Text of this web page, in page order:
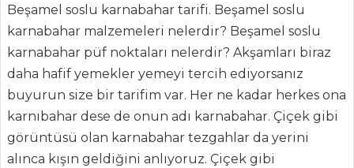
Beşamel soslu karnabahar tarifi. Beşamel soslu
karnabahar malzemeleri nelerdir? Beşamel soslu
karnabahar püf noktaları nelerdir? Akşamları biraz
daha hafif yemekler yemeyi tercih ediyorsanız
buyurun size bir tarifim var. Her ne kadar herkes ona
karnıbahar dese de onun adı karnabahar. Çiçek gibi
görüntüsü olan karnabahar tezgahlar da yerini
alınca kışın geldiğini anlıyoruz. Çiçek gibi